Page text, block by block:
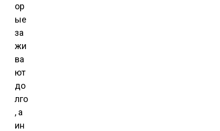
ор
ые
за
жи
ва
ют
до
лго
, а
ин